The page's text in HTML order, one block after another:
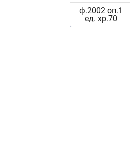
ф.2002 оп.1
ед. хр.70